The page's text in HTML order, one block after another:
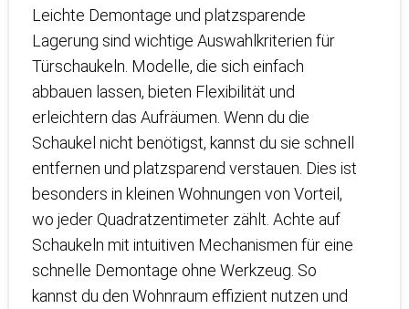
Leichte Demontage und platzsparende
Lagerung sind wichtige Auswahlkriterien für
Türschaukeln. Modelle, die sich einfach
abbauen lassen, bieten Flexibilität und
erleichtern das Aufräumen. Wenn du die
Schaukel nicht benötigst, kannst du sie schnell
entfernen und platzsparend verstauen. Dies ist
besonders in kleinen Wohnungen von Vorteil,
wo jeder Quadratzentimeter zählt. Achte auf
Schaukeln mit intuitiven Mechanismen für eine
schnelle Demontage ohne Werkzeug. So
kannst du den Wohnraum effizient nutzen und